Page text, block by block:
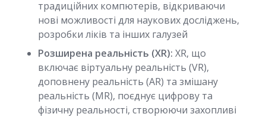
традиційних компютерів, відкриваючи
нові можливості для наукових досліджень,
розробки ліків та інших галузей
Розширена реальність (XR): XR, що
включає віртуальну реальність (VR),
доповнену реальність (AR) та змішану
реальність (MR), поєднує цифрову та
фізичну реальності, створюючи захопливі